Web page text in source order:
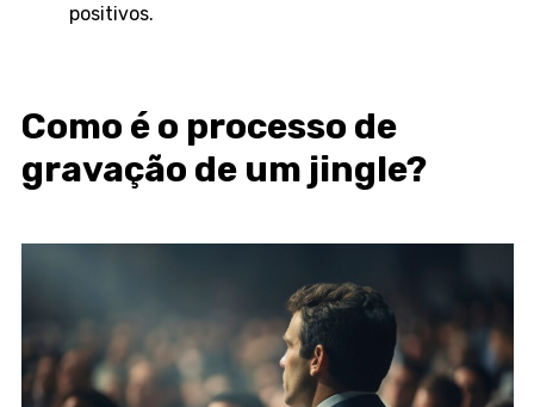
positivos.
Como é o processo de
gravação de um jingle?